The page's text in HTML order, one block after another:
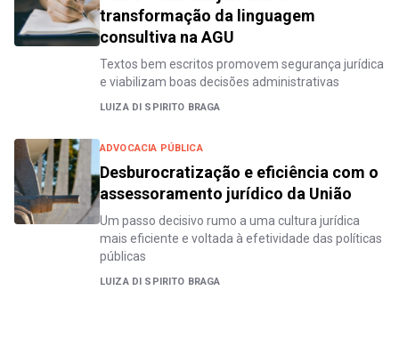
transformação da linguagem
consultiva na AGU
Textos bem escritos promovem segurança jurídica
e viabilizam boas decisões administrativas
LUIZA DI SPIRITO BRAGA
ADVOCACIA PÚBLICA
Desburocratização e eficiência com o
assessoramento jurídico da União
Um passo decisivo rumo a uma cultura jurídica
mais eficiente e voltada à efetividade das políticas
públicas
LUIZA DI SPIRITO BRAGA